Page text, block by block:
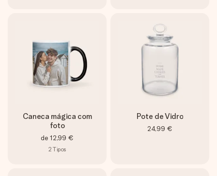
Caneca mágica com
foto
de 12,99 €
2 Tipos
Pote de Vidro
24,99 €